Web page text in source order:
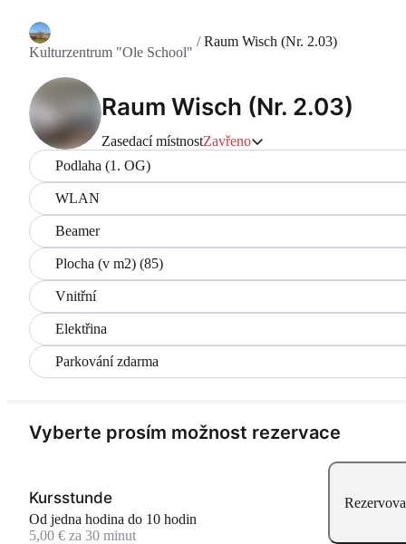
Kulturzentrum "Ole School"
/Raum Wisch (Nr. 2.03)
Raum Wisch (Nr. 2.03)
Zasedací místnostZavřeno
Podlaha (1. OG)
WLAN
Beamer
Plocha (v m2) (85)
Vnitřní
Elektřina
Parkování zdarma
Vyberte prosím možnost rezervace
Kursstunde
Od jedna hodina do 10 hodin
5,00 € za 30 minut